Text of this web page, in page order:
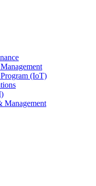
(IoT)
Management